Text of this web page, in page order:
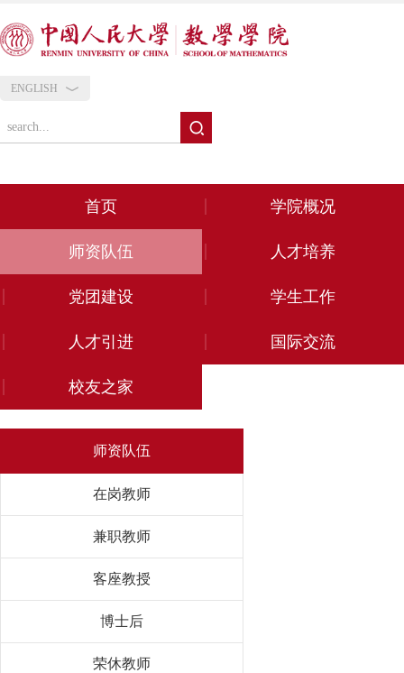
ENGLISH
首页 学院概况
师资队伍 人才培养
党团建设 学生工作
人才引进 国际交流
校友之家
师资队伍
在岗教师
兼职教师
客座教授
博士后
荣休教师